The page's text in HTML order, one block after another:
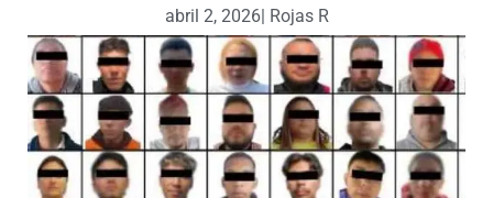
abril 2, 2026| Rojas R